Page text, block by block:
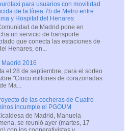
para usuarios con movilidad
de la línea 7b de Metro entre
y Hospital del Henares
de Madrid pone en
un servicio de transporte
que conecta las estaciones de
Henares, en...
2016
el 28 de septiembre, para el sorteo
"Cinco millones de corazonadas
Ma...
de las cocheras de Cuatro
incumple el PGOUM
de Madrid, Manuela
se reunió ayer (martes, 17